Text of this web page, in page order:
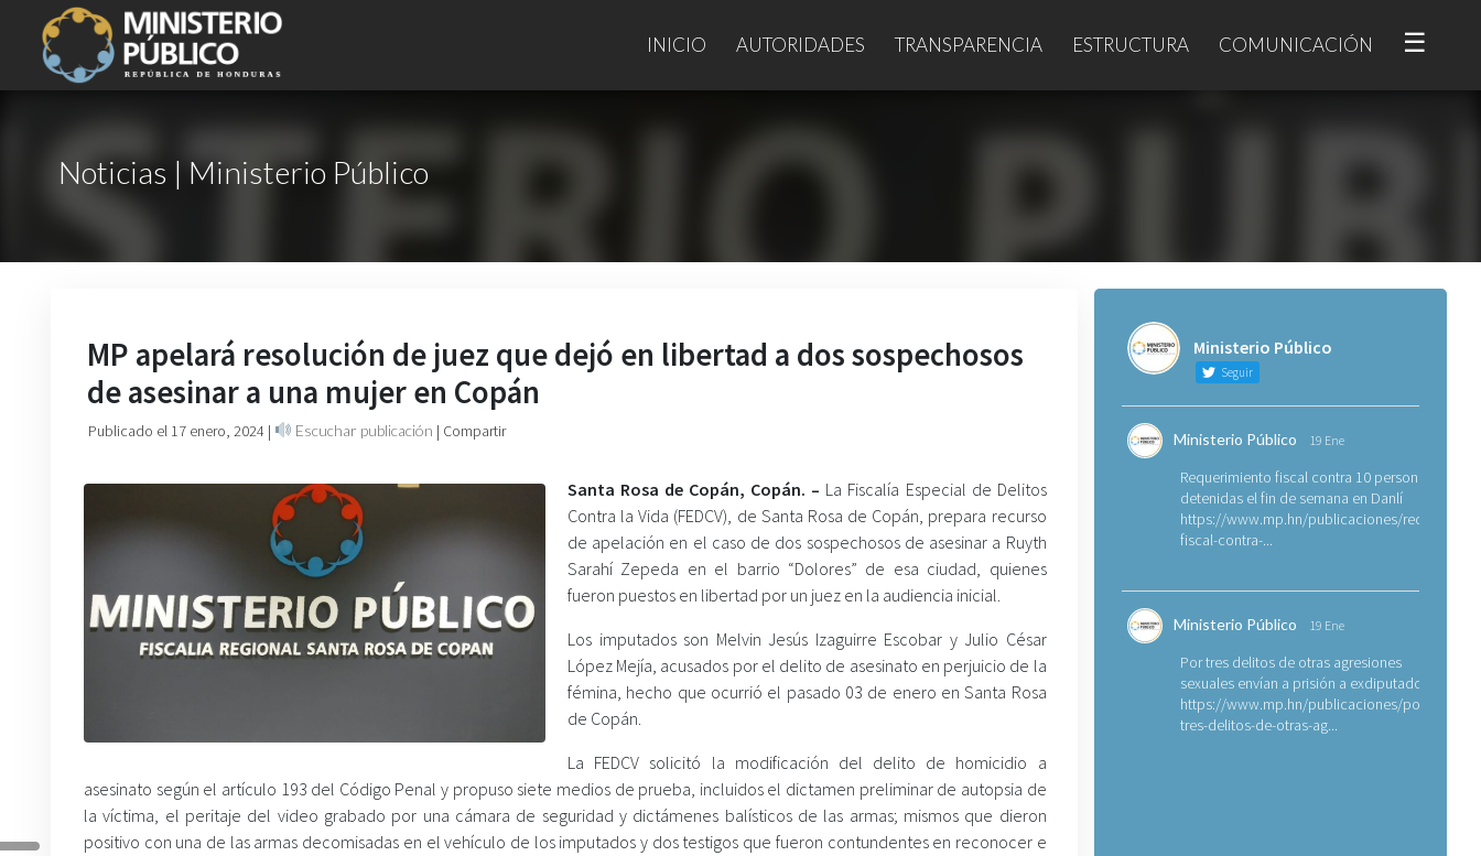
INICIO AUTORIDADES TRANSPARENCIA ESTRUCTURA COMUNICACIÓN ☰
Noticias | Ministerio Público
MP apelará resolución de juez que dejó en libertad a dos sospechosos
de asesinar a una mujer en Copán
Publicado el 17 enero, 2024 | Escuchar publicación | Compartir
Santa Rosa de Copán, Copán. – La Fiscalía Especial de Delitos
Contra la Vida (FEDCV), de Santa Rosa de Copán, prepara recurso
de apelación en el caso de dos sospechosos de asesinar a Ruyth
Sarahí Zepeda en el barrio “Dolores” de esa ciudad, quienes
fueron puestos en libertad por un juez en la audiencia inicial.
Los imputados son Melvin Jesús Izaguirre Escobar y Julio César
López Mejía, acusados por el delito de asesinato en perjuicio de la
fémina, hecho que ocurrió el pasado 03 de enero en Santa Rosa
de Copán.
La FEDCV solicitó la modificación del delito de homicidio a
asesinato según el artículo 193 del Código Penal y propuso siete medios de prueba, incluidos el dictamen preliminar de autopsia de
la víctima, el peritaje del video grabado por una cámara de seguridad y dictámenes balísticos de las armas; mismos que dieron
positivo con una de las armas decomisadas en el vehículo de los imputados y dos testigos que fueron contundentes en reconocer e
Ministerio Público
Seguir
Ministerio Público 19 Ene
Requerimiento fiscal contra 10 personas
detenidas el fin de semana en Danlí
https://www.mp.hn/publicaciones/
fiscal-contra-...
Ministerio Público 19 Ene
Por tres delitos de otras agresiones
sexuales envían a prisión a exdiputado
https://www.mp.hn/publicaciones/por-
tres-delitos-de-otras-ag...